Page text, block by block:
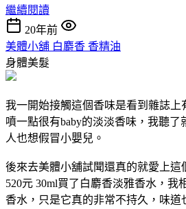
繼續閱讀
20年前
美體小舖 白麝香 香精油
身體美髮
我一開始接觸這個香味是看到雜誌上
噴一點很有baby的淡淡香味，我聽了
人也想假冒小嬰兒。
後來去美體小舖試聞還真的就愛上這
520元 30ml買了白麝香淡雅香水，我
香水，只是它真的非常不持久，味道